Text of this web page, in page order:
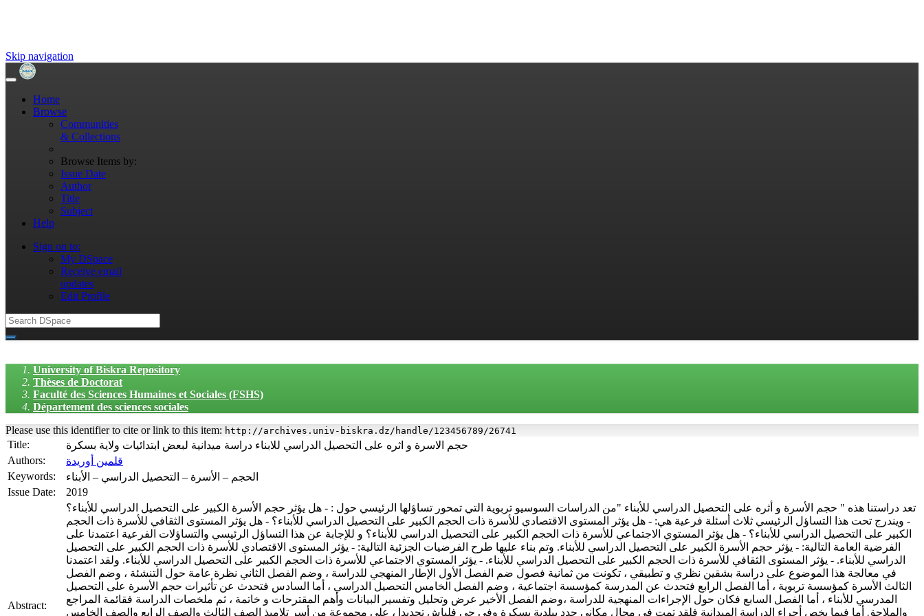
Skip navigation
Home
Browse
Communities
& Collections
Browse Items by:
Issue Date
Author
Title
Subject
Help
Sign on to:
My DSpace
Receive email
updates
Edit Profile
University of Biskra Repository
Thèses de Doctorat
Faculté des Sciences Humaines et Sociales (FSHS)
Département des sciences sociales
Please use this identifier to cite or link to this item: http://archives.univ-biskra.dz/handle/123456789/26741
Title:
حجم الاسرة و اثره على التحصيل الدراسي للابناء دراسة ميدانية لبعض ابتدائيات ولاية بسكرة
Authors:
قلمين أوريدة
Keywords:
الحجم – الأسرة – التحصيل الدراسي – الأبناء
Issue Date:
2019
Abstract:
تعد دراستنا هذه " حجم الأسرة و أثره على التحصيل الدراسي للأبناء "من الدراسات السوسيو تربوية التي تمحور تساؤلها الرئيسي حول : - هل يؤثر حجم الأسرة الكبير على التحصيل الدراسي للأبناء؟
- ويندرج تحت هذا التساؤل الرئيسي ثلاث أسئلة فرعية هي: - هل يؤثر المستوى الاقتصادي للأسرة ذات الحجم الكبير على التحصيل الدراسي للأبناء؟ - هل يؤثر المستوى الثقافي للأسرة ذات الحجم
الكبير على التحصيل الدراسي للأبناء؟ - هل يؤثر المستوي الاجتماعي للأسرة ذات الحجم الكبير على التحصيل الدراسي للأبناء؟ و للإجابة عن هذا التساؤل الرئيسي والتساؤلات الفرعية اعتمدنا على
الفرضية العامة التالية: - يؤثر حجم الأسرة الكبير على التحصيل الدراسي للأبناء. وتم بناء عليها طرح الفرضيات الجزئية التالية: - يؤثر المستوى الاقتصادي للأسرة ذات الحجم الكبير على التحصيل
الدراسي للأبناء. - يؤثر المستوى الثقافي للأسرة ذات الحجم الكبير على التحصيل الدراسي للأبناء. - يؤثر المستوي الاجتماعي للأسرة ذات الحجم الكبير على التحصيل الدراسي للأبناء. ولقد اعتمدنا
في معالجة هذا الموضوع على دراسة بشقين نظري و تطبيقي ، تكونت من ثمانية فصول ضم الفصل الأول الإطار المنهجي للدراسة ، وضم الفصل الثاني نظرة عامة حول التنشئة ، وضم الفصل
الثالث الأسرة كمؤسسة تربوية ، أما الفصل الرابع فتحدث عن المدرسة كمؤسسة اجتماعية ، وضم الفصل الخامس التحصيل الدراسي ، أما السادس فتحدث عن تأثيرات حجم الأسرة على التحصيل
المدرسي للأبناء ، أما الفصل السابع فكان حول الإجراءات المنهجية للدراسة ،وضم الفصل الأخير عرض وتحليل وتفسير البيانات وأهم المقترحات و خاتمة ، ثم ملخصات الدراسة فقائمة المراجع
والملاحق أما فيما يخص أجراء الدراسة الميدانية فلقد تمت في مجال مكاني حدد ببلدية بسكرة وفي حي فلياش تحديدا ، على مجموعة من أسر تلاميذ الصف الثالث والصف الرابع والصف الخامس